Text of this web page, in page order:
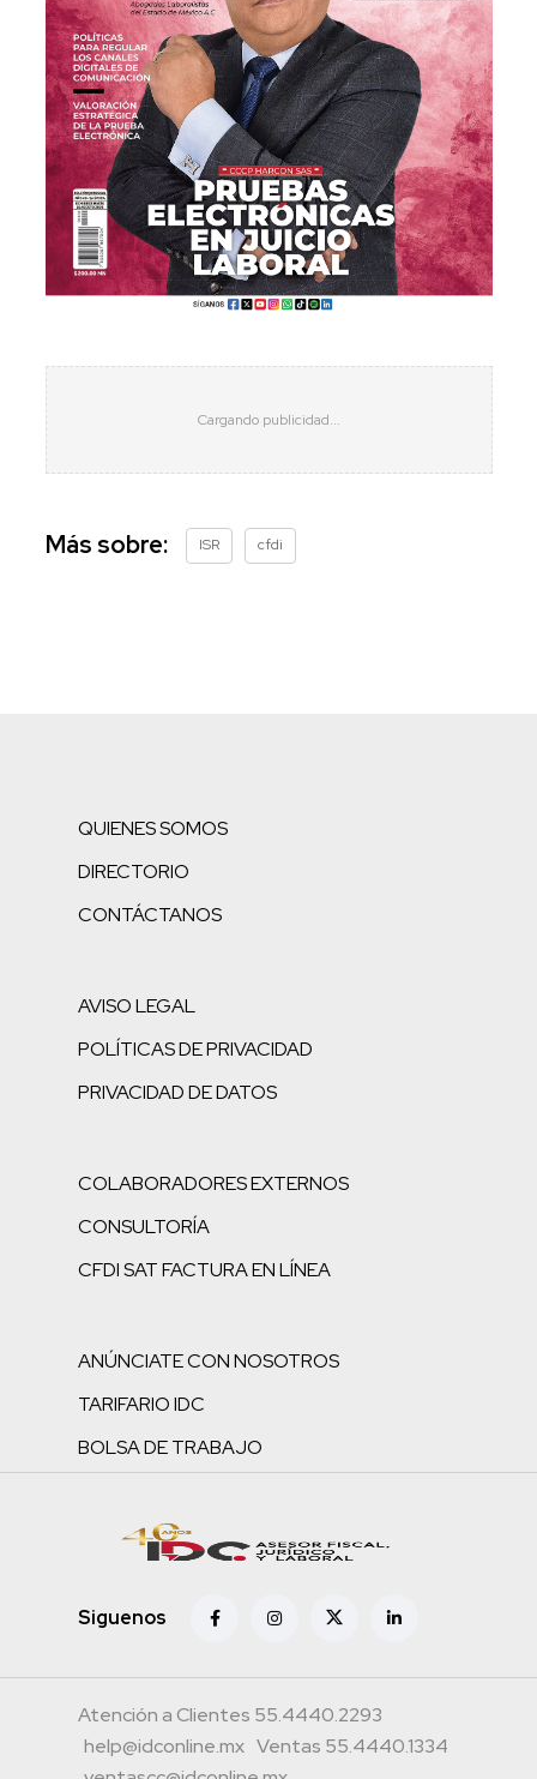
Más sobre: ISR cfdi
QUIENES SOMOS
DIRECTORIO
CONTÁCTANOS
AVISO LEGAL
POLÍTICAS DE PRIVACIDAD
PRIVACIDAD DE DATOS
COLABORADORES EXTERNOS
CONSULTORÍA
CFDI SAT FACTURA EN LÍNEA
ANÚNCIATE CON NOSOTROS
TARIFARIO IDC
BOLSA DE TRABAJO
Siguenos
Atención a Clientes 55.4440.2293
help@idconline.mx Ventas 55.4440.1334